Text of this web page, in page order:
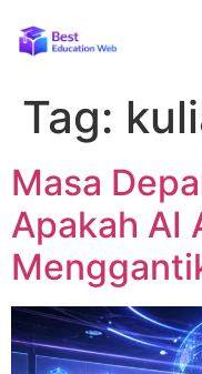
Tag:
Masa
Apakah AI